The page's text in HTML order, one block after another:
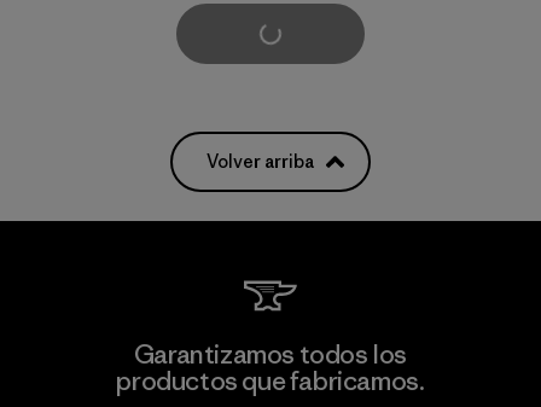
Cargar más
Volver arriba
Garantizamos todos los
productos que fabricamos.